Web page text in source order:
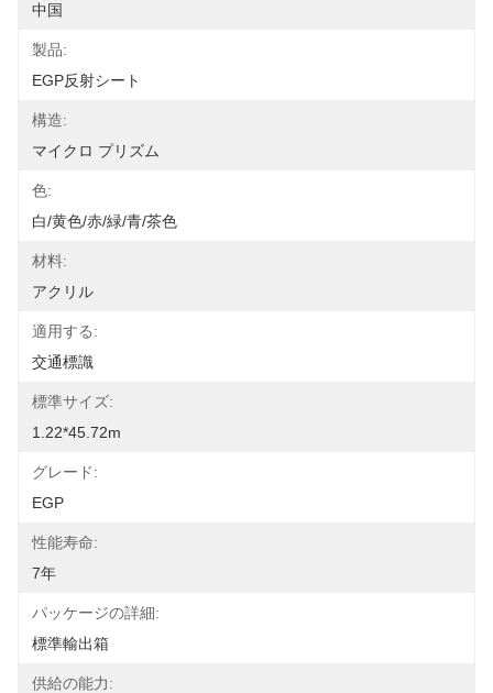
中国
製品:
EGP反射シート
構造:
マイクロ プリズム
色:
白/黄色/赤/緑/青/茶色
材料:
アクリル
適用する:
交通標識
標準サイズ:
1.22*45.72m
グレード:
EGP
性能寿命:
7年
パッケージの詳細:
標準輸出箱
供給の能力: